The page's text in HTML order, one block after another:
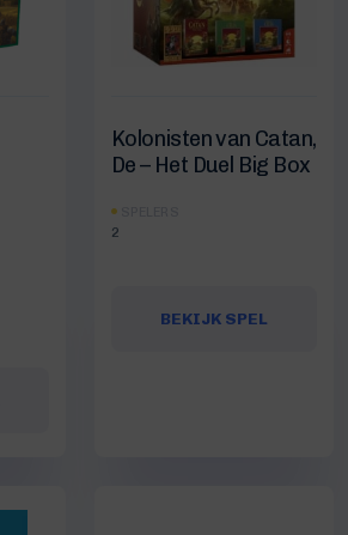
Kolonisten van Catan,
De – Het Duel Big Box
2
BEKIJK SPEL